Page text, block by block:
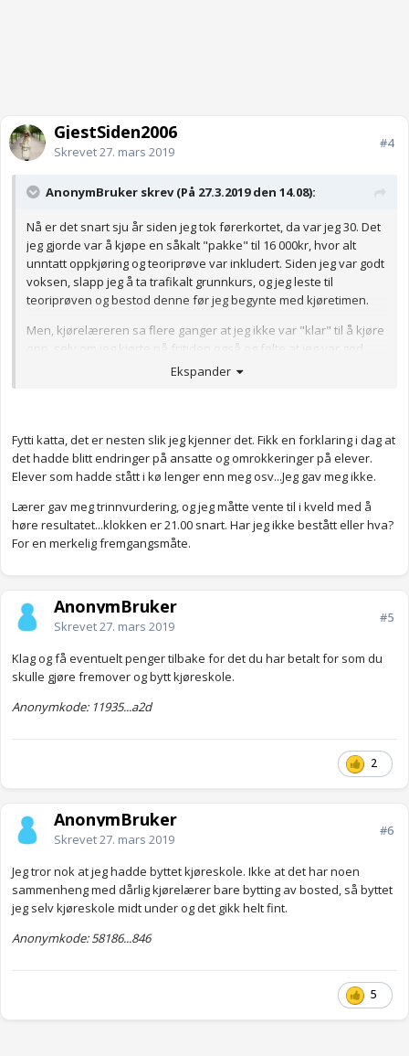
GjestSiden2006
Skrevet27. mars 2019
#4
AnonymBruker skrev (På 27.3.2019 den 14.08):
Nå er det snart sju år siden jeg tok førerkortet, da var jeg 30. Det
jeg gjorde var å kjøpe en såkalt "pakke" til 16 000kr, hvor alt
unntatt oppkjøring og teoriprøve var inkludert. Siden jeg var godt
voksen, slapp jeg å ta trafikalt grunnkurs, og jeg leste til
teoriprøven og bestod denne før jeg begynte med kjøretimen.
Men, kjørelæreren sa flere ganger at jeg ikke var "klar" til å kjøre
opp, selv om jeg kjørte på fritiden også og følte at jeg var god
nok til å kjøre. Tror det har med økonomi å gjøre - de vil tyne
Han foreslo til og med at jeg skulle utsette oppkjøring fordi han
hadde en elev som visstnok var superklar, men hadde strøket to
ganger pga en streng sensor som han sa. Jeg avslo å bytte
tidspunkt med denne eleven, og ignorerte også hans masing om
at jeg trengte flere timer og mer tid....
Bestod oppsatt oppkjøring på første forsøk, til min kjørelærers
glans, lol.
Anonymkode: e7fec...ef8
Ekspander
Fytti katta, det er nesten slik jeg kjenner det. Fikk en forklaring i dag at
det hadde blitt endringer på ansatte og omrokkeringer på elever.
Elever som hadde stått i kø lenger enn meg osv...Jeg gav meg ikke.
Lærer gav meg trinnvurdering, og jeg måtte vente til i kveld med å
høre resultatet...klokken er 21.00 snart. Har jeg ikke bestått eller hva?
For en merkelig fremgangsmåte.
AnonymBruker
Skrevet27. mars 2019
#5
Klag og få eventuelt penger tilbake for det du har betalt for som du
skulle gjøre fremover og bytt kjøreskole.
Anonymkode: 11935...a2d
2
AnonymBruker
Skrevet27. mars 2019
#6
Jeg tror nok at jeg hadde byttet kjøreskole. Ikke at det har noen
sammenheng med dårlig kjørelærer bare bytting av bosted, så byttet
jeg selv kjøreskole midt under og det gikk helt fint.
Anonymkode: 58186...846
5